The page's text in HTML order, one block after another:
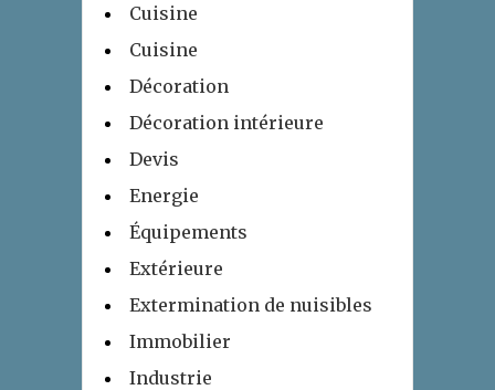
Cuisine
Cuisine
Décoration
Décoration intérieure
Devis
Energie
Équipements
Extérieure
Extermination de nuisibles
Immobilier
Industrie